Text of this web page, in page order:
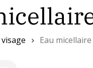
Eau micellaire